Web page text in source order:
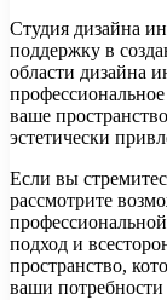
Студия дизайна
поддержку в
области дизайна
ваше
эстетически
Если вы
рассмотрите
подход и
пространство,
ваши